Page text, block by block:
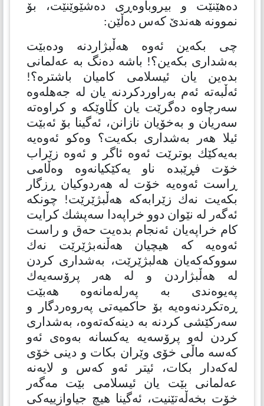
دەهێنێت و بیروباوەڕی دەشێوێنێت، بۆ
نموونە هەندێ كەس دەڵێن:
چی بكەین ئەوە هەڵبژاردنە ودەبێت
بەشداری بكەین؟! باشە دەنگ بە عەلمانی
بدەین یان ئیسلامی كامیان باشترە؟!
ئەڵبەتە ئەم بەراوردكردنە یان لە جەهلەوە
سەرچاوە دەگرێت یان كڵاوێكە و كراوەتە
سەریان و بەخۆیان نازانن، ئەگینا بۆ ئەبێت
ئیلا هەر بەشداری بكەیت؟ وەكو ئەوەیە
بەیەكێك بوترێت ئەوە ئاگر و ئەوە زێراب
خۆت فڕێبدە ناو یەكێكیانەوە وەڵامی
ڕاست ئەوەیە خۆت لە هەردوكیان ڕزگار
بكەیت نەك زێرابەكە هەڵبژێرێت! چونكە
ئەگەر لە نێوان دوو خراپەدا سەپشك كرایت
كام خراپەیان ئەنجام بدەیت حەق و راست
ئەوەیە كە هیچیان هەڵنەبژێرێت نەك
سووكەكەیان هەلبژێرێت، بەشداری كردن
لە هەڵبژاردن و لە هەر پرۆسەیەك
پەیوەندی بە پەرلەمانەوە هەبێت
ڕەتكردنەوەیە بۆ حاكمیەتی پەروەردگار و
سەركێشی كردنە بە دینەكەتەوە، بەشداری
كردن لەو پرۆسەیە یەكسانە بەوەی ئەو
كەسە ماڵی خۆی وێران بكات و دینی خۆی
لەكەدار بكات، ئیتر ئەو كەس و لایەنە
عەلمانی بێت یان ئیسلامی بێت مەگەر
خۆت بخەڵەتێنیت، ئەگینا هیچ جیاوازییەكی